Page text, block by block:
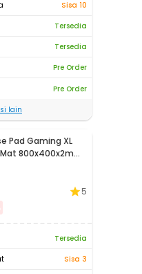
Sisa 10
Tersedia
Tersedia
Pre Order
Pre Order
lain
Pad Gaming XL
800x400x2mm
5
Tersedia
Sisa 3